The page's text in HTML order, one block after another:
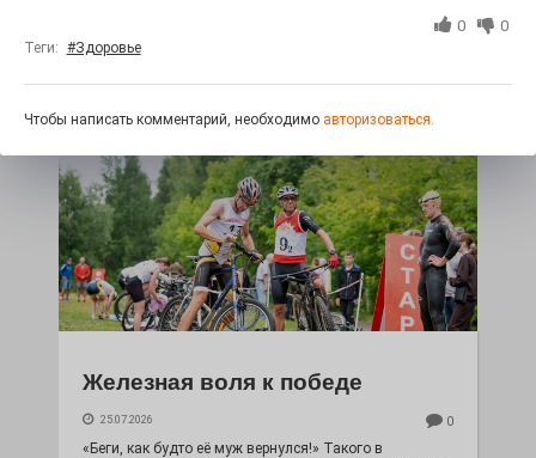
0
Гордость за ордена! Заводская улица Горького
Железная воля к победе
25.07.2026 0
«Беги, как будто её муж вернулся!» Такого в
0 0
Теги: #Здоровье
Чтобы написать комментарий, необходимо авторизоваться.